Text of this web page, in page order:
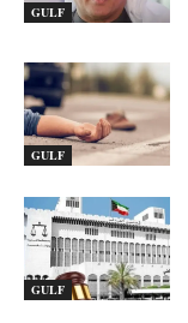
GULF
GULF
GULF